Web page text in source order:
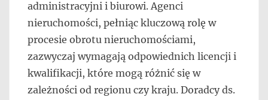
administracyjni i biurowi. Agenci
nieruchomości, pełniąc kluczową rolę w
procesie obrotu nieruchomościami,
zazwyczaj wymagają odpowiednich licencji i
kwalifikacji, które mogą różnić się w
zależności od regionu czy kraju. Doradcy ds.